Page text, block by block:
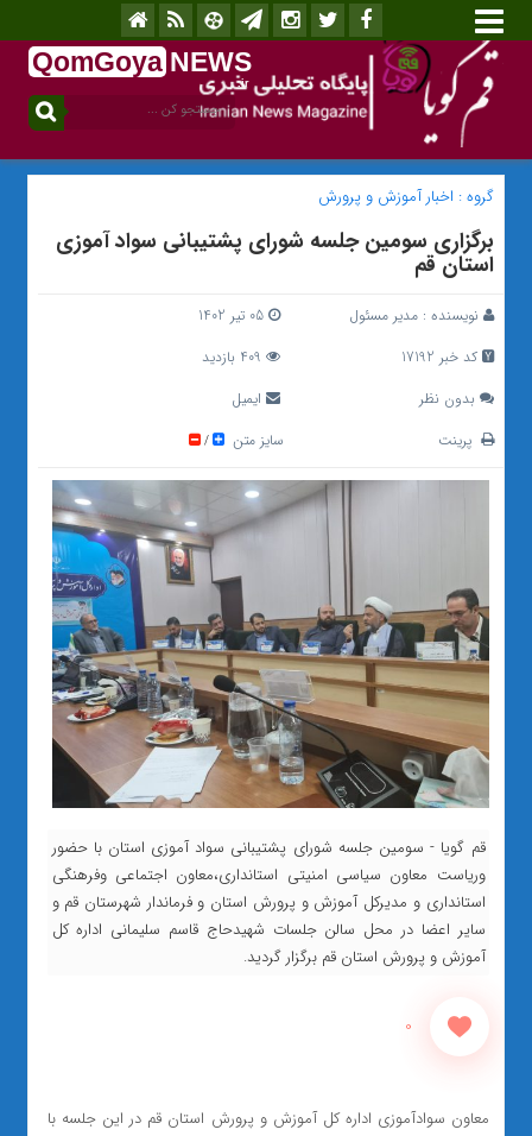
QomGoya NEWS
.ir
گروه : اخبار آموزش و پرورش
برگزاری سومین جلسه شورای پشتیبانی سواد آموزی
استان قم
نویسنده : مدیر مسئول
05 تیر 1402
کد خبر 17192
بدون نظر
ایمیل
پرینت
سایز متن /
قم گویا - سومین جلسه شورای پشتیبانی سواد آموزی استان با حضور
وریاست معاون سیاسی امنیتی استانداری،معاون اجتماعی وفرهنگی
استانداری و مدیرکل آموزش و پرورش استان و فرماندار شهرستان قم و
سایر اعضا در محل سالن جلسات شهیدحاج قاسم سلیمانی اداره کل
آموزش و پرورش استان قم برگزار گردید.
0
معاون سوادآموزی اداره کل آموزش و پرورش استان قم در این جلسه با